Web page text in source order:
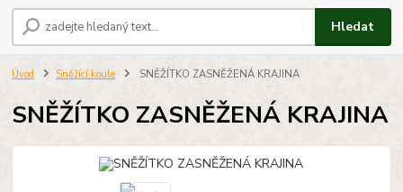
Hledat
Úvod Sněžící koule SNĚŽÍTKO ZASNĚŽENÁ KRAJINA
SNĚŽÍTKO ZASNĚŽENÁ KRAJINA